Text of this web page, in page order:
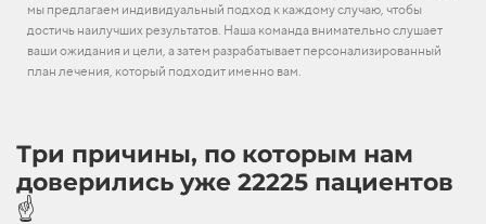
мы предлагаем индивидуальный подход к каждому случаю, чтобы
достичь наилучших результатов. Наша команда внимательно слушает
ваши ожидания и цели, а затем разрабатывает персонализированный
план лечения, который подходит именно вам.
Три причины, по которым нам
доверились уже 22225 пациентов
☝️